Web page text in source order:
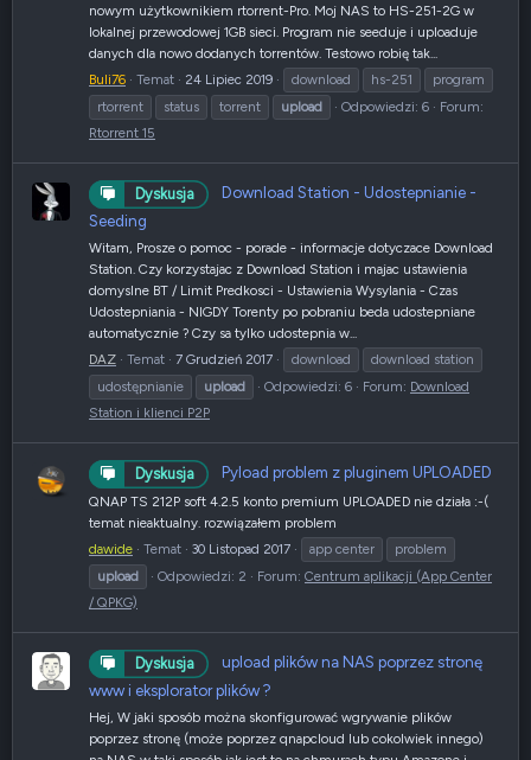
nowym użytkownikiem rtorrent-Pro. Moj NAS to HS-251-2G w
lokalnej przewodowej 1GB sieci. Program nie seeduje i uploaduje
danych dla nowo dodanych torrentów. Testowo robię tak...
Buli76
Temat 24 Lipiec 2019 download hs-251
program
rtorrent
status torrent upload Odpowiedzi: 6
Forum:
Rtorrent 15
Dyskusja
Download Station - Udostepnianie -
Seeding
Witam, Prosze o pomoc - porade - informacje dotyczace Download
Station. Czy korzystajac z Download Station i majac ustawienia
domyslne BT / Limit Predkosci - Ustawienia Wysylania - Czas
Udostepniania - NIGDY Torenty po pobraniu beda udostepniane
automatycznie ? Czy sa tylko udostepnia w...
DAZ
Temat 7 Grudzień 2017 download
download station
udostępnianie
upload Odpowiedzi: 6 Forum: Download
Station i klienci P2P
Dyskusja Pyload problem z pluginem UPLOADED
QNAP TS 212P soft 4.2.5 konto premium UPLOADED nie działa :-(
temat nieaktualny. rozwiązałem problem
dawide
Temat 30 Listopad 2017 app center
problem
upload
Odpowiedzi: 2 Forum: Centrum aplikacji (App Center
/ QPKG)
Dyskusja
upload plików na NAS poprzez stronę
www i eksplorator plików ?
Hej, W jaki sposób można skonfigurować wgrywanie plików
poprzez stronę (może poprzez qnapcloud lub cokolwiek innego)